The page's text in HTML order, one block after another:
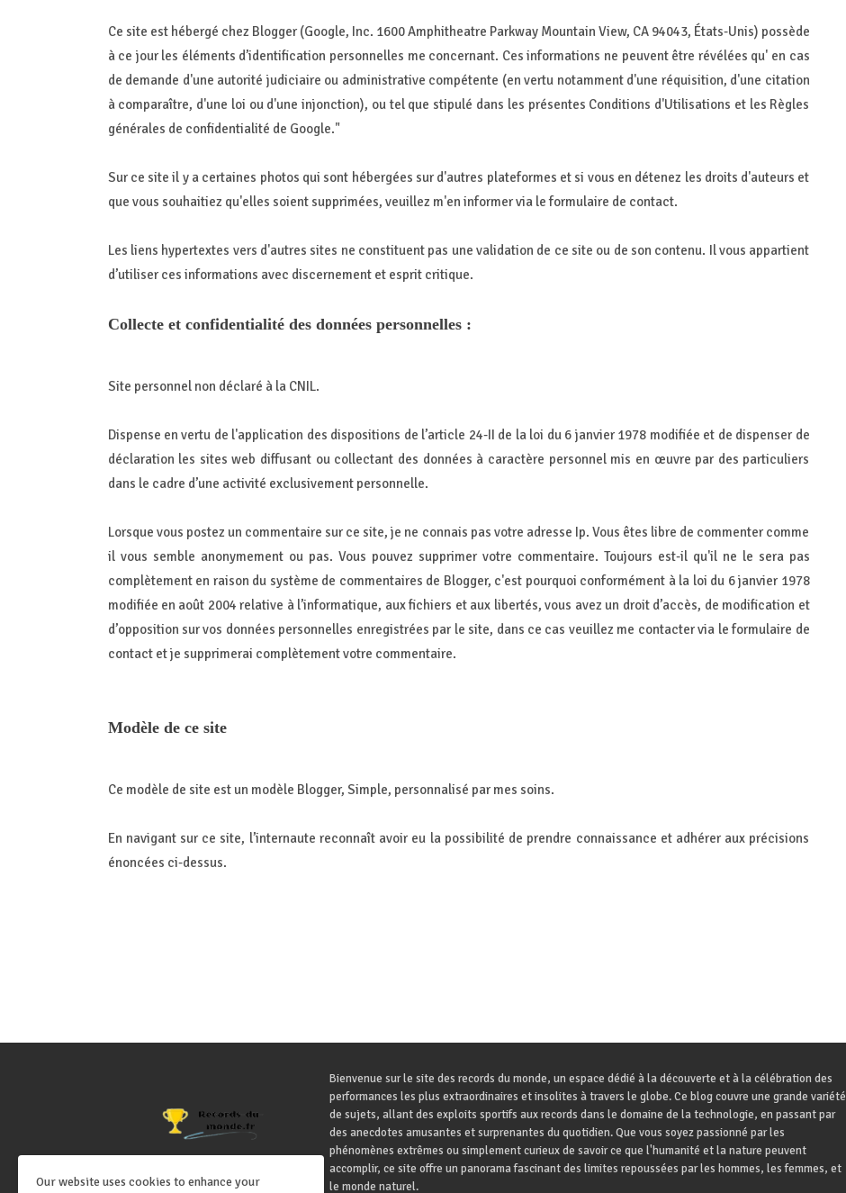
Ce site est hébergé chez Blogger (Google, Inc. 1600 Amphitheatre Parkway Mountain View, CA 94043, États-Unis) possède
à ce jour les éléments d’identification personnelles me concernant. Ces informations ne peuvent être révélées qu' en cas
de demande d'une autorité judiciaire ou administrative compétente (en vertu notamment d'une réquisition, d'une citation
à comparaître, d'une loi ou d'une injonction), ou tel que stipulé dans les présentes Conditions d'Utilisations et les Règles
générales de confidentialité de Google."
Sur ce site il y a certaines photos qui sont hébergées sur d'autres plateformes et si vous en détenez les droits d'auteurs et
que vous souhaitiez qu'elles soient supprimées, veuillez m'en informer via le formulaire de contact.
Les liens hypertextes vers d'autres sites ne constituent pas une validation de ce site ou de son contenu. Il vous appartient
d’utiliser ces informations avec discernement et esprit critique.
Collecte et confidentialité des données personnelles :
Site personnel non déclaré à la CNIL.
Dispense en vertu de l'application des dispositions de l’article 24-II de la loi du 6 janvier 1978 modifiée et de dispenser de
déclaration les sites web diffusant ou collectant des données à caractère personnel mis en œuvre par des particuliers
dans le cadre d’une activité exclusivement personnelle.
Lorsque vous postez un commentaire sur ce site, je ne connais pas votre adresse Ip. Vous êtes libre de commenter comme
il vous semble anonymement ou pas. Vous pouvez supprimer votre commentaire. Toujours est-il qu'il ne le sera pas
complètement en raison du système de commentaires de Blogger, c'est pourquoi conformément à la loi du 6 janvier 1978
modifiée en août 2004 relative à l’informatique, aux fichiers et aux libertés, vous avez un droit d’accès, de modification et
d’opposition sur vos données personnelles enregistrées par le site, dans ce cas veuillez me contacter via le formulaire de
contact et je supprimerai complètement votre commentaire.
Modèle de ce site
Ce modèle de site est un modèle Blogger, Simple, personnalisé par mes soins.
En navigant sur ce site, l’internaute reconnaît avoir eu la possibilité de prendre connaissance et adhérer aux précisions
énoncées ci-dessus.
Bienvenue sur le site des records du monde, un espace dédié à la découverte et à la célébration des
performances les plus extraordinaires et insolites à travers le globe. Ce blog couvre une grande variété
de sujets, allant des exploits sportifs aux records dans le domaine de la technologie, en passant par
des anecdotes amusantes et surprenantes du quotidien. Que vous soyez passionné par les
phénomènes extrêmes ou simplement curieux de savoir ce que l'humanité et la nature peuvent
accomplir, ce site offre un panorama fascinant des limites repoussées par les hommes, les femmes, et
le monde naturel.
Our website uses cookies to enhance your